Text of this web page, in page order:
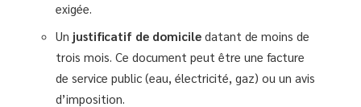
exigée.
Un justificatif de domicile datant de moins de
trois mois. Ce document peut être une facture
de service public (eau, électricité, gaz) ou un avis
d’imposition.